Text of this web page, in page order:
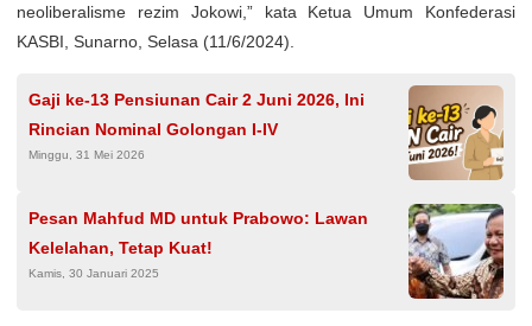
neoliberalisme rezim Jokowi,” kata Ketua Umum Konfederasi
KASBI, Sunarno, Selasa (11/6/2024).
Gaji ke-13 Pensiunan Cair 2 Juni 2026, Ini
Rincian Nominal Golongan I-IV
Minggu, 31 Mei 2026
Pesan Mahfud MD untuk Prabowo: Lawan
Kelelahan, Tetap Kuat!
Kamis, 30 Januari 2025